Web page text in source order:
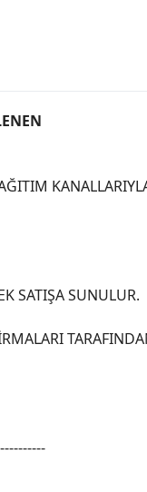
SATIŞA SUNULUR.